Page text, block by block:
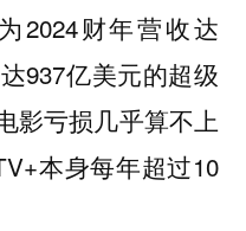
2024财年营收达
937亿美元的超级
影亏损几乎算不上
本身每年超过10